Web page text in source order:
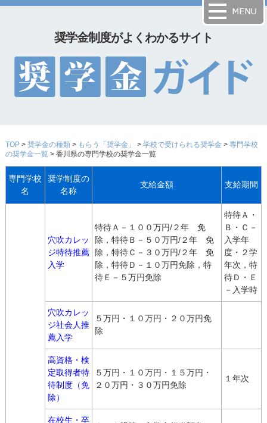
奨学金制度がよくわかるサイト
TOP> 奨学金の種類> もらう「奨学金」 > 学校で受けられる奨学金 > 専門学校
の奨学金一覧> 香川県の専門学校の奨学金一覧
専門学校
名
奨学制度の
名称
支給金額 支給期間
穴吹カレッ
ジ特待推薦
入学
特待Ａ－１００万円/２年 免
除，特待Ｂ－５０万円/２年 免
除，特待Ｃ－３０万円/２年 免
除，特待Ｄ－１０万円免除，特
待Ｅ－５万円免除
特待Ａ・
Ｂ・Ｃ－
入学年
度・２学
年次，特
待Ｄ・Ｅ
－入学時
穴吹カレッ
ジ社会人推
薦入学
５万円・１０万円・２０万円免
除
高資格・検
定取得者特
待制度（免
除）
５万円・１０万円・１５万円・
２０万円・３０万円免除
１年次
在校生・卒